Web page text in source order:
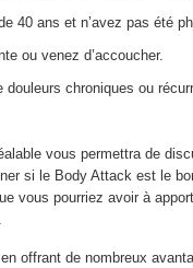
40 ans et n’avez pas été
ou venez d’accoucher.
douleurs chroniques ou
vous permettra de
si le Body Attack est le
vous pourriez avoir à
offrant de nombreux